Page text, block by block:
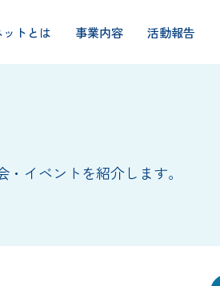
トとは 事業内容 活動報告
イベントを紹介します。